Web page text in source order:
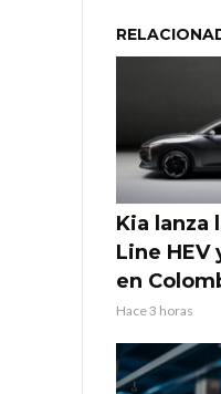
Kia lanza
Line HEV
en
Hace 3 horas